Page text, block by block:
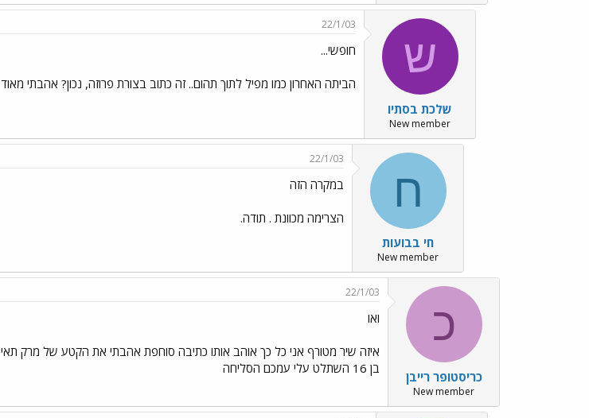
ש
שלכת בסתיו
New member
22/1/03
חופשי...
הביתה האחרון כמו מפיל לתוך תהום.. זה כתוב בצורת פרוזה, נכון? אהבתי
ח
חי בבועות
New member
22/1/03
במקרה הזה
הצרימה מכוונת . תודה.
כ
כריסטופר רייבן
New member
22/1/03
ואו
איזה שיר מטורף אני כל כך אוהב אותו כתיבה סוחפת אהבתי את הקטע של מרק
בן 16 השתלט עלי עמכם הסליחה